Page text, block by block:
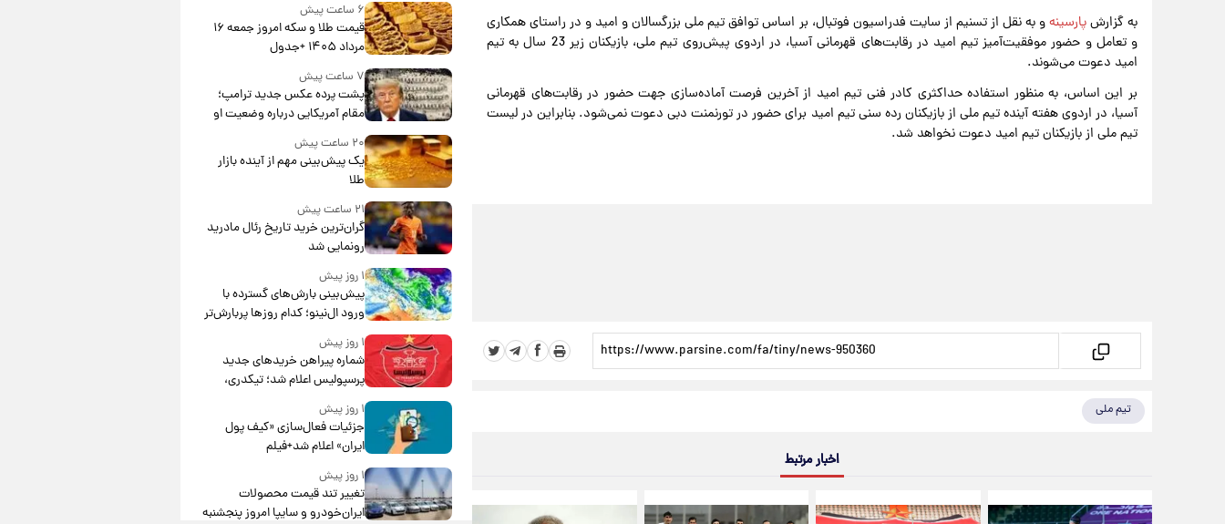
به گزارشپارسینهو به نقل از تسنیم از سایت فدراسیون فوتبال، بر اساس توافق تیم ملی بزرگسالان و امید و در راستای همکاری
و تعامل و حضور موفقیت‌آمیز تیم امید در رقابت‌های قهرمانی آسیا، در اردوی پیش‌روی تیم ملی، بازیکنان زیر 23 سال به تیم
امید دعوت می‌شوند.
بر این اساس، به منظور استفاده حداکثری کادر فنی تیم امید از آخرین فرصت آماده‌سازی جهت حضور در رقابت‌های قهرمانی
آسیا، در اردوی هفته آینده تیم ملی از بازیکنان رده سنی تیم امید برای حضور در تورنمنت دبی دعوت نمی‌شود. بنابراین در لیست
تیم ملی از بازیکنان تیم امید دعوت نخواهد شد.
تیم ملی
اخبار مرتبط
۶ ساعت پیش
قیمت طلا و سکه امروز جمعه ۱۶
مرداد ۱۴۰۵ +جدول
۷ ساعت پیش
پشت پرده عکس جدید ترامپ؛
مقام آمریکایی درباره وضعیت او
۲۰ ساعت پیش
یک پیش‌بینی مهم از آینده بازار
طلا
۲۱ ساعت پیش
گران‌ترین خرید تاریخ رئال مادرید
رونمایی شد
۱ روز پیش
پیش‌بینی بارش‌های گسترده با
ورود ال‌نینو؛ کدام روزها پربارش‌تر
خواهند بود؟
۱ روز پیش
شماره پیراهن خریدهای جدید
پرسپولیس اعلام شد؛ تیکدری،
محبی و سرگیف با اعداد ویژه
۱ روز پیش
جزئیات فعال‌سازی «کیف پول
ایران» اعلام شد+فیلم
۱ روز پیش
تغییر تند قیمت محصولات
ایران‌خودرو و سایپا امروز پنجشنبه